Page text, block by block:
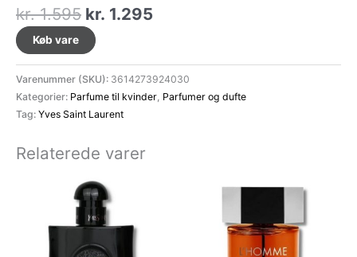
kr.1.595 Den
oprindelige
pris
var:
kr. 1.595.
kr. 1.295
er:
kr. 1.295.
Køb vare
Varenummer (SKU): 3614273924030
Kategorier: Parfume til kvinder Parfumer og dufte
Tag: Yves Saint Laurent
Relaterede varer